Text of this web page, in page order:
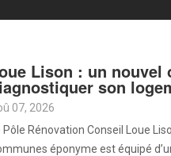
Lison : un nouvel
son
07, 2026
Pôle Rénovation Conseil Loue
éponyme est équipé